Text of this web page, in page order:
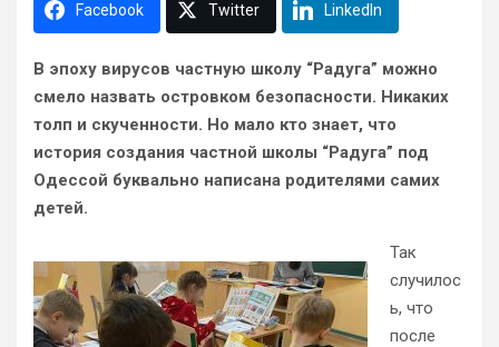
Facebook Twitter LinkedIn
В эпоху вирусов частную школу “Радуга” можно
смело назвать островком безопасности. Никаких
толп и скученности. Но мало кто знает, что
история создания частной школы “Радуга” под
Одессой буквально написана родителями самих
детей.
Так
случилос
ь, что
после